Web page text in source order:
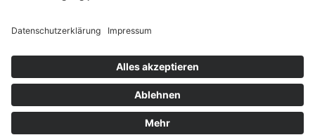
Neu: Historie der Güter im Altkreis Eckernförde
Copyright ©2026 Heimatgemeinschaft Eckernförde